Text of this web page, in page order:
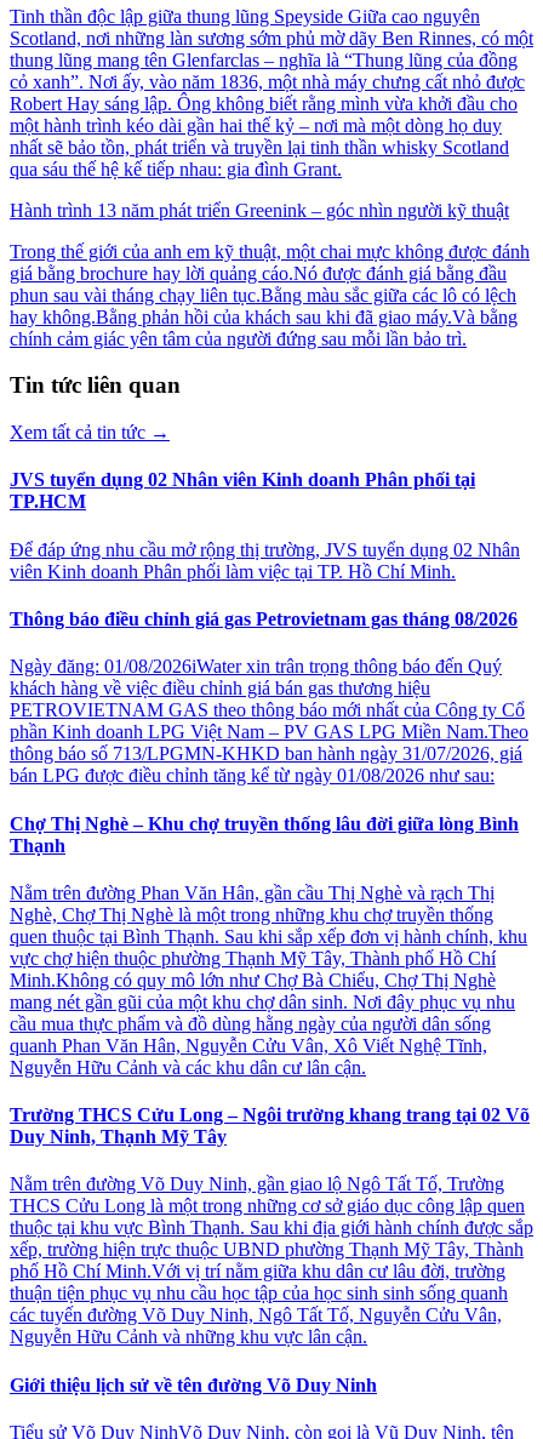
Tinh thần độc lập giữa thung lũng Speyside Giữa cao nguyên
Scotland, nơi những làn sương sớm phủ mờ dãy Ben Rinnes, có một
thung lũng mang tên Glenfarclas – nghĩa là “Thung lũng của đồng
cỏ xanh”. Nơi ấy, vào năm 1836, một nhà máy chưng cất nhỏ được
Robert Hay sáng lập. Ông không biết rằng mình vừa khởi đầu cho
một hành trình kéo dài gần hai thế kỷ – nơi mà một dòng họ duy
nhất sẽ bảo tồn, phát triển và truyền lại tinh thần whisky Scotland
qua sáu thế hệ kế tiếp nhau: gia đình Grant.
Hành trình 13 năm phát triển Greenink – góc nhìn người kỹ thuật
Trong thế giới của anh em kỹ thuật, một chai mực không được đánh
giá bằng brochure hay lời quảng cáo.Nó được đánh giá bằng đầu
phun sau vài tháng chạy liên tục.Bằng màu sắc giữa các lô có lệch
hay không.Bằng phản hồi của khách sau khi đã giao máy.Và bằng
chính cảm giác yên tâm của người đứng sau mỗi lần bảo trì.
Tin tức liên quan
Xem tất cả tin tức →
JVS tuyển dụng 02 Nhân viên Kinh doanh Phân phối tại
TP.HCM
Để đáp ứng nhu cầu mở rộng thị trường, JVS tuyển dụng 02 Nhân
viên Kinh doanh Phân phối làm việc tại TP. Hồ Chí Minh.
Thông báo điều chỉnh giá gas Petrovietnam gas tháng 08/2026
Ngày đăng: 01/08/2026iWater xin trân trọng thông báo đến Quý
khách hàng về việc điều chỉnh giá bán gas thương hiệu
PETROVIETNAM GAS theo thông báo mới nhất của Công ty Cổ
phần Kinh doanh LPG Việt Nam – PV GAS LPG Miền Nam.Theo
thông báo số 713/LPGMN-KHKD ban hành ngày 31/07/2026, giá
bán LPG được điều chỉnh tăng kể từ ngày 01/08/2026 như sau:
Chợ Thị Nghè – Khu chợ truyền thống lâu đời giữa lòng Bình
Thạnh
Nằm trên đường Phan Văn Hân, gần cầu Thị Nghè và rạch Thị
Nghè, Chợ Thị Nghè là một trong những khu chợ truyền thống
quen thuộc tại Bình Thạnh. Sau khi sắp xếp đơn vị hành chính, khu
vực chợ hiện thuộc phường Thạnh Mỹ Tây, Thành phố Hồ Chí
Minh.Không có quy mô lớn như Chợ Bà Chiểu, Chợ Thị Nghè
mang nét gần gũi của một khu chợ dân sinh. Nơi đây phục vụ nhu
cầu mua thực phẩm và đồ dùng hằng ngày của người dân sống
quanh Phan Văn Hân, Nguyễn Cửu Vân, Xô Viết Nghệ Tĩnh,
Nguyễn Hữu Cảnh và các khu dân cư lân cận.
Trường THCS Cửu Long – Ngôi trường khang trang tại 02 Võ
Duy Ninh, Thạnh Mỹ Tây
Nằm trên đường Võ Duy Ninh, gần giao lộ Ngô Tất Tố, Trường
THCS Cửu Long là một trong những cơ sở giáo dục công lập quen
thuộc tại khu vực Bình Thạnh. Sau khi địa giới hành chính được sắp
xếp, trường hiện trực thuộc UBND phường Thạnh Mỹ Tây, Thành
phố Hồ Chí Minh.Với vị trí nằm giữa khu dân cư lâu đời, trường
thuận tiện phục vụ nhu cầu học tập của học sinh sinh sống quanh
các tuyến đường Võ Duy Ninh, Ngô Tất Tố, Nguyễn Cửu Vân,
Nguyễn Hữu Cảnh và những khu vực lân cận.
Giới thiệu lịch sử về tên đường Võ Duy Ninh
Tiểu sử Võ Duy NinhVõ Duy Ninh, còn gọi là Vũ Duy Ninh, tên